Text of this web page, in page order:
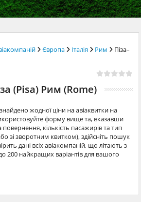
Європа Італія Рим
Піза–
(Pisa) Рим (Rome)
жодної ціни на авіаквитки на
форму вище та, вказавши
кількість пасажирів та тип
зі зворотним квитком), здійсніть пошук
дані всіх авіакомпаній, що літають з
200 найкращих варіантів для вашого